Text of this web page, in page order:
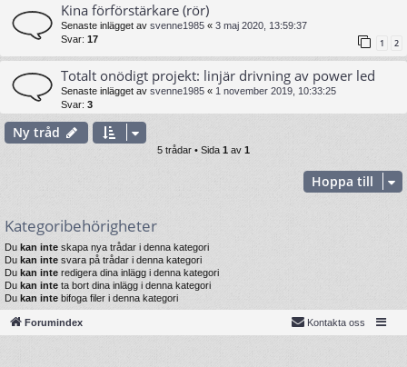
Kina förförstärkare (rör)
Senaste inlägget av svenne1985 « 3 maj 2020, 13:59:37
Svar: 17 1 2
Totalt onödigt projekt: linjär drivning av power led
Senaste inlägget av svenne1985 « 1 november 2019, 10:33:25
Svar: 3
Ny tråd
5 trådar • Sida 1 av 1
Hoppa till
Kategoribehörigheter
Du kan inte skapa nya trådar i denna kategori
Du kan inte svara på trådar i denna kategori
Du kan inte redigera dina inlägg i denna kategori
Du kan inte ta bort dina inlägg i denna kategori
Du kan inte bifoga filer i denna kategori
Forumindex Kontakta oss